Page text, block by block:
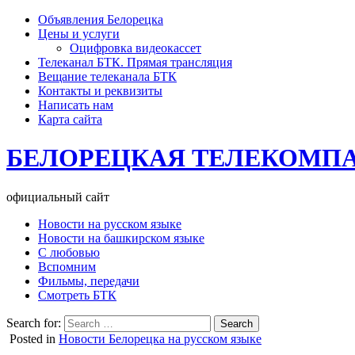
Объявления Белорецка
Цены и услуги
Оцифровка видеокассет
Телеканал БТК. Прямая трансляция
Вещание телеканала БТК
Контакты и реквизиты
Написать нам
Карта сайта
БЕЛОРЕЦКАЯ
официальный сайт
Новости на русском языке
Новости на башкирском языке
С любовью
Вспомним
Фильмы, передачи
Смотреть БТК
Search for:
Posted in Новости Белорецка на русском языке